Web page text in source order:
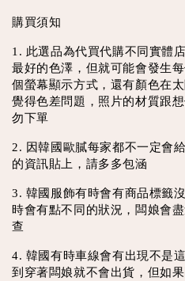
購買須知
1. 此選品為代買代購不同實體
最好的色澤，但就可能會發生
個螢幕顯示方式，還有顏色在
覺得色差問題，照片的材質跟
勿下單
2. 因韓國歐膩每家都不一定會
的資訊貼上，請多多包涵
3. 韓國服飾有時會有商品標籤
時會有點不同的狀況，闆娘會
查
4. 韓國有時車線會有出現不是
到穿著闆娘就不會出貨，但如